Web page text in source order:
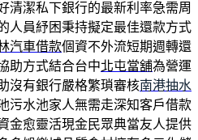
清潔私下銀行的最新利率急需周
人員紓困秉持擬定最佳還款方式
汽車借款個資不外流短期週轉還
助方式結合台中北屯當舖為營運
沒有銀行嚴格繁瑣審核南港抽水
污水池家人無需走深知客戶借款
金愈靈活現金民眾典當友人提供